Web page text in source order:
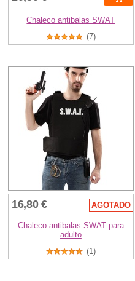
Chaleco antibalas SWAT
(7)
16,80 € AGOTADO
Chaleco antibalas SWAT para
adulto
(1)